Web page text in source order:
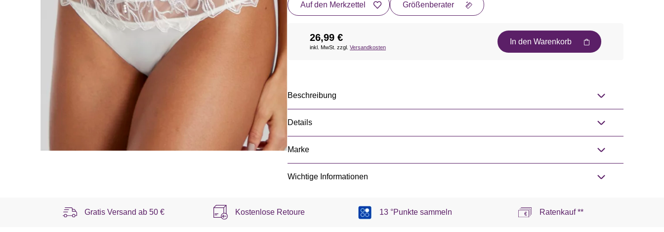
Auf den Merkzettel Größenberater
26,99 €
inkl. MwSt. zzgl. Versandkosten
In den Warenkorb
Beschreibung
Details
Marke
Wichtige Informationen
Gratis Versand ab 50 € Kostenlose Retoure 13 °Punkte sammeln Ratenkauf **